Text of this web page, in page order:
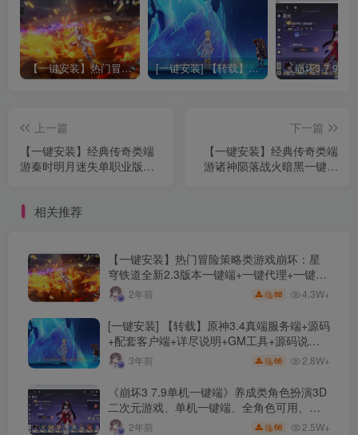
【一键安装】热门冒险策略类游戏崩坏：星穹铁道全新2.3版本一键端+一键代理+一键启动+免虚拟机 [一键安装] 【转载】原神3.4真端服务端+源码+配套客户端+详尽说明+GM工具+源码说明文件
上一篇
【一键安装】经典传奇类端
游秦时明月迷失单职业版本
服务器+大量配套工具
下一篇
【一键安装】经典传奇类端
游诸神陨落战火暗黑一键端
相关推荐
【一键安装】热门冒险策略类游戏崩坏：星
穹铁道全新2.3版本一键端+一键代理+一键启
动+免虚拟机
2年前 88 4.3W+
[一键安装] 【转载】原神3.4真端服务端+源码
+配套客户端+详尽说明+GM工具+源码说明
文件3年前 66 2.8W+
《崩坏3 7.9单机一键端》养成类角色扮演3D
二次元游戏、单机一键端、全角色可用、无
限资源、附带保姆级安装教程
2年前 66 2.5W+